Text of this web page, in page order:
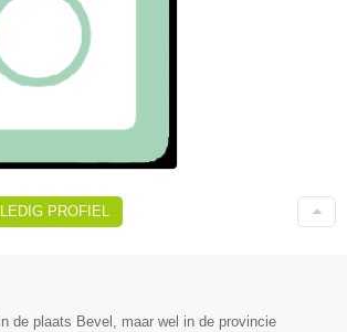
PROFIEL
de plaats Bevel, maar wel in de provincie